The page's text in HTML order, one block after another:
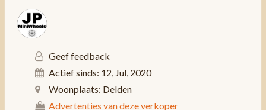
Geef feedback
Actief sinds: 12, Jul, 2020
Woonplaats: Delden
Advertenties van deze verkoper